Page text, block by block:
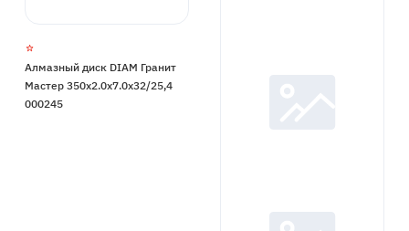
Алмазный диск DIAM Гранит
Мастер 350x2.0x7.0x32/25,4
000245